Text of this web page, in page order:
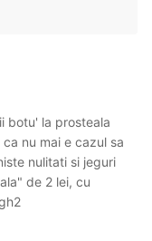
botu' la prosteala
nu mai e cazul sa
nulitati si jeguri
de 2 lei, cu